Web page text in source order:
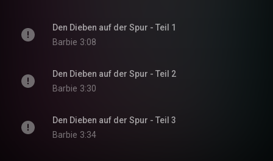
Den Dieben auf der Spur - Teil 1
Barbie 3:08
Den Dieben auf der Spur - Teil 2
Barbie 3:30
Den Dieben auf der Spur - Teil 3
Barbie 3:34